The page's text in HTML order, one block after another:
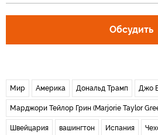
Обсудить
Мир Америка Дональд Трамп Джо
Марджори Тейлор Грин (Marjorie Taylor
Швейцария вашингтон Испания